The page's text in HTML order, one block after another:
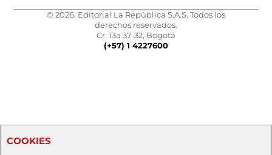
© 2026, Editorial La República S.A.S. Todos los
derechos reservados.
Cr. 13a 37-32, Bogotá
(+57) 1 4227600
COOKIES